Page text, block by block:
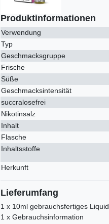
Produktinformationen
Verwendung
Typ
Geschmacksgruppe
Frische
Süße
Geschmacksintensität
succralosefrei
Nikotinsalz
Inhalt
Flasche
Inhaltsstoffe
Herkunft
Lieferumfang
1 x 10ml gebrauchsfertiges Liquid
1 x Gebrauchsinformation